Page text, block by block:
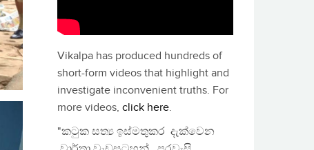
Vikalpa has produced hundreds of
short-form videos that highlight and
investigate inconvenient truths. For
more videos, click here.
"කටුක සත්‍ය ඉස්මතුකර දැක්වෙන